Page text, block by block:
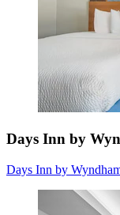
Days Inn by
Days Inn by